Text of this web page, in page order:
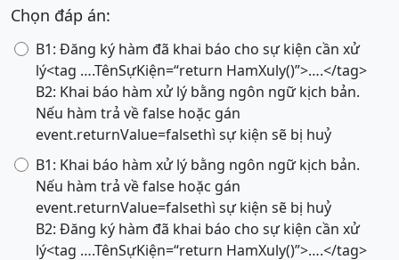
Chọn đáp án:
B1: Đăng ký hàm đã khai báo cho sự kiện cần xử
lý<tag ….TênSựKiện=“return HamXuly()”>….</tag>
B2: Khai báo hàm xử lý bằng ngôn ngữ kịch bản.
Nếu hàm trả về false hoặc gán
event.returnValue=falsethì sự kiện sẽ bị huỷ
B1: Khai báo hàm xử lý bằng ngôn ngữ kịch bản.
Nếu hàm trả về false hoặc gán
event.returnValue=falsethì sự kiện sẽ bị huỷ
B2: Đăng ký hàm đã khai báo cho sự kiện cần xử
lý<tag ….TênSựKiện=“return HamXuly()”>….</tag>